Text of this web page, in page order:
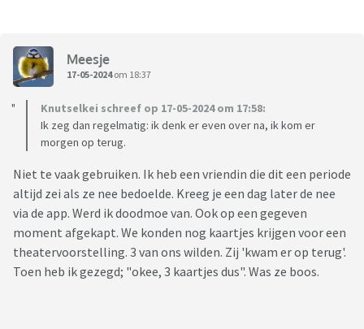
Meesje
17-05-2024om 18:37
Knutselkei schreef op 17-05-2024 om 17:58:
Ik zeg dan regelmatig: ik denk er even over na, ik kom er
morgen op terug.
Niet te vaak gebruiken. Ik heb een vriendin die dit een periode
altijd zei als ze nee bedoelde. Kreeg je een dag later de nee
via de app. Werd ik doodmoe van. Ook op een gegeven
moment afgekapt. We konden nog kaartjes krijgen voor een
theatervoorstelling. 3 van ons wilden. Zij 'kwam er op terug'.
Toen heb ik gezegd; "okee, 3 kaartjes dus". Was ze boos.